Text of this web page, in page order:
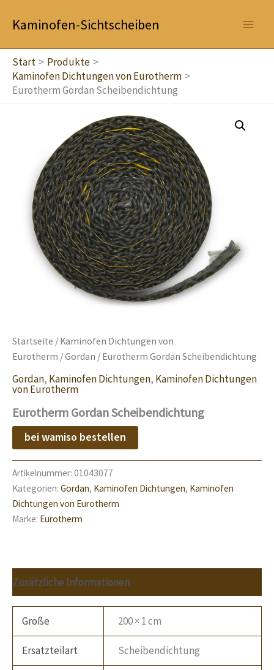
InhaltKaminofen-Sichtscheiben
Start
Produkte
Kaminofen Dichtungen von Eurotherm
Eurotherm Gordan Scheibendichtung
Startseite / Kaminofen Dichtungen von
Eurotherm /Gordan / Eurotherm Gordan Scheibendichtung
Gordan, Kaminofen Dichtungen, Kaminofen Dichtungen
von Eurotherm
Eurotherm Gordan Scheibendichtung
bei wamiso bestellen
Artikelnummer: 01043077
Kategorien: Gordan, Kaminofen Dichtungen, Kaminofen
Dichtungen von Eurotherm
Marke: Eurotherm
Zusätzliche Informationen
Größe 200 × 1 cm
Ersatzteilart Scheibendichtung